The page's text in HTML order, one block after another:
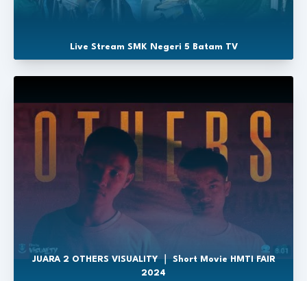
Live Stream SMK Negeri 5 Batam TV
JUARA 2 OTHERS VISUALITY ｜ Short Movie HMTI FAIR
2024